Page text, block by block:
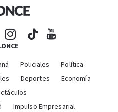
Policiales
Política
Deportes
Economía
Impulso Empresarial